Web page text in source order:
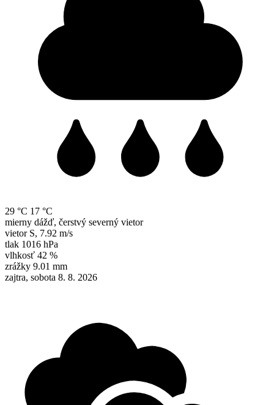
29 °C 17 °C
mierny dážď, čerstvý severný vietor
vietor S, 7.92 m/s
tlak 1016 hPa
vlhkosť 42 %
zrážky 9.01 mm
zajtra, sobota 8. 8. 2026